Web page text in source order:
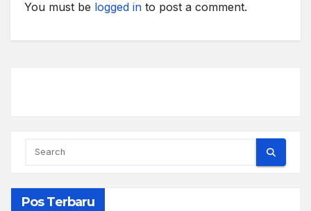
You must be logged in to post a comment.
Pos Terbaru